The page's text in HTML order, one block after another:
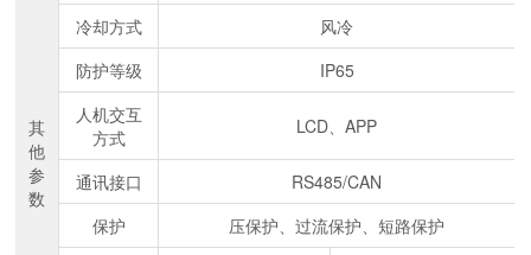
其
他
参
数
冷却方式
风冷
防护等级
IP65
人机交互
方式
LCD、APP
通讯接口
RS485/CAN
保护
压保护、过流保护、短路保护